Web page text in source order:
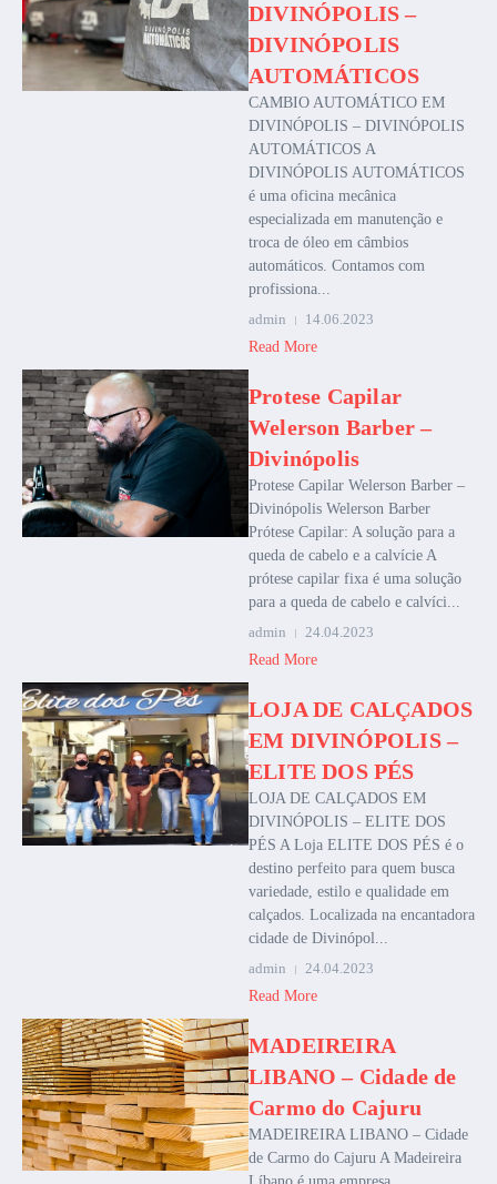
DIVINÓPOLIS –
DIVINÓPOLIS
AUTOMÁTICOS
CAMBIO AUTOMÁTICO EM
DIVINÓPOLIS – DIVINÓPOLIS
AUTOMÁTICOS A
DIVINÓPOLIS AUTOMÁTICOS
é uma oficina mecânica
especializada em manutenção e
troca de óleo em câmbios
automáticos. Contamos com
profissiona...
admin
14.06.2023
Read More
Protese Capilar
Welerson Barber –
Divinópolis
Protese Capilar Welerson Barber –
Divinópolis Welerson Barber
Prótese Capilar: A solução para a
queda de cabelo e a calvície A
prótese capilar fixa é uma solução
para a queda de cabelo e calvíci...
admin
24.04.2023
Read More
LOJA DE CALÇADOS
EM DIVINÓPOLIS –
ELITE DOS PÉS
LOJA DE CALÇADOS EM
DIVINÓPOLIS – ELITE DOS
PÉS A Loja ELITE DOS PÉS é o
destino perfeito para quem busca
variedade, estilo e qualidade em
calçados. Localizada na encantadora
cidade de Divinópol...
admin
24.04.2023
Read More
MADEIREIRA
LIBANO – Cidade de
Carmo do Cajuru
MADEIREIRA LIBANO – Cidade
de Carmo do Cajuru A Madeireira